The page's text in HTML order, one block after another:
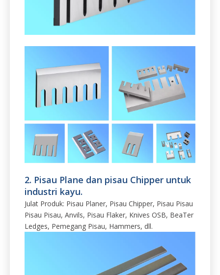
2. Pisau Plane dan pisau Chipper untuk
industri kayu.
Julat Produk: Pisau Planer, Pisau Chipper, Pisau Pisau
Pisau Pisau, Anvils, Pisau Flaker, Knives OSB, BeaTer
Ledges, Pemegang Pisau, Hammers, dll.